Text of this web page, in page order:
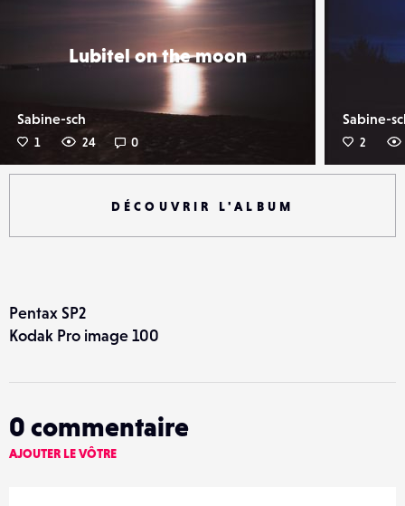
Lubitel on the moon
Sabine-sch
1 24 0
Sabine-
2
DÉCOUVRIR L'ALBUM
Pentax SP2
Kodak Pro image 100
0 commentaire
AJOUTER LE VÔTRE